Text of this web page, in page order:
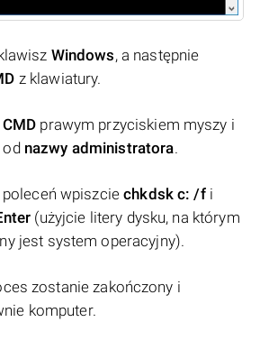
Windows, a następnie
z klawiatury.
CMD prawym przyciskiem myszy i
od nazwy administratora.
poleceń wpiszciechkdsk c: /fi
(użyjcie litery dysku, na którym
jest system operacyjny).
zostanie zakończony i
komputer.